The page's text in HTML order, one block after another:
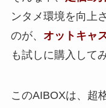
ンタメ環境を向上
のが、 オットキャ
も試しに購入して
このAIBOXは、超